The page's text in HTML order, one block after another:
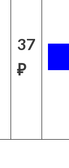
37
₽